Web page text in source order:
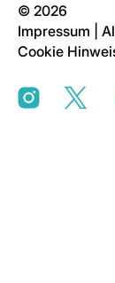
© 2026
Impressum
Cookie